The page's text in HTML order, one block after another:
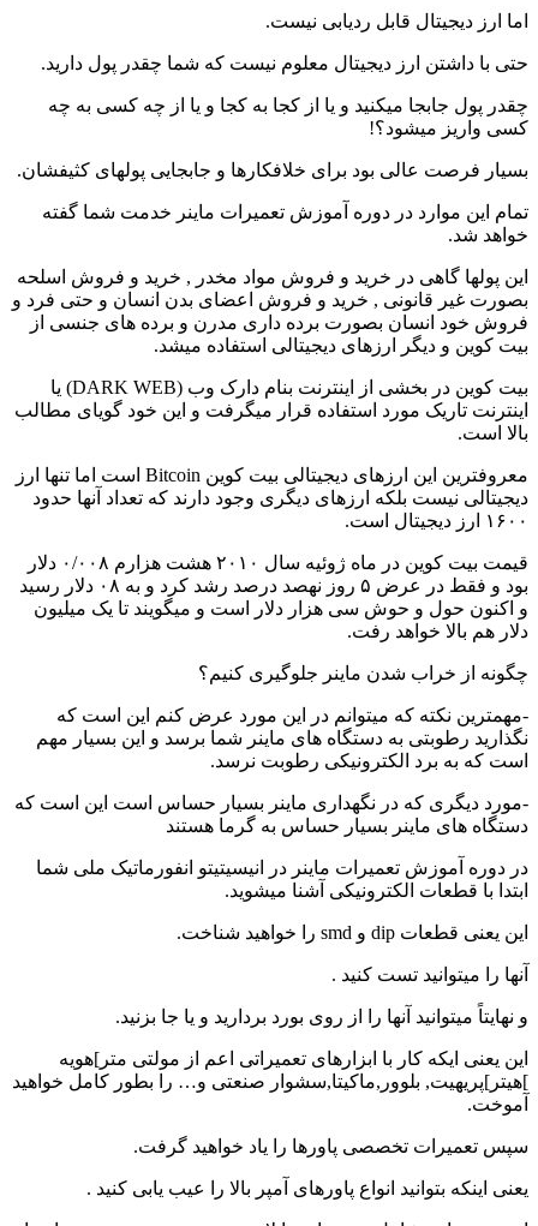
اما ارز دیجیتال قابل ردیابی نیست.
حتی با داشتن ارز دیجیتال معلوم نیست که شما چقدر پول دارید.
چقدر پول جابجا میکنید و یا از کجا به کجا و یا از چه کسی به چه
کسی واریز میشود؟!
بسیار فرصت عالی بود برای خلافکارها و جابجایی پولهای کثیفشان.
تمام این موارد در دوره آموزش تعمیرات ماینر خدمت شما گفته
خواهد شد.
این پولها گاهی در خرید و فروش مواد مخدر , خرید و فروش اسلحه
بصورت غیر قانونی , خرید و فروش اعضای بدن انسان و حتی فرد و
فروش خود انسان بصورت برده داری مدرن و برده های جنسی از
بیت کوین و دیگر ارزهای دیجیتالی استفاده میشد.
بیت کوین در بخشی از اینترنت بنام دارک وب (DARK WEB) یا
اینترنت تاریک مورد استفاده قرار میگرفت و این خود گویای مطالب
بالا است.
معروفترین این ارزهای دیجیتالی بیت کوین Bitcoin است اما تنها ارز
دیجیتالی نیست بلکه ارزهای دیگری وجود دارند که تعداد آنها حدود
۱۶۰۰ ارز دیجیتال است.
قیمت بیت کوین در ماه ژوئیه سال ۲۰۱۰ هشت هزارم ۰/۰۰۸ دلار
بود و فقط در عرض ۵ روز نهصد درصد رشد کرد و به ۰۸ دلار رسید
و اکنون حول و حوش سی هزار دلار است و میگویند تا یک میلیون
دلار هم بالا خواهد رفت.
چگونه از خراب شدن ماینر جلوگیری کنیم؟
-مهمترین نکته که میتوانم در این مورد عرض کنم این است که
نگذارید رطوبتی به دستگاه های ماینر شما برسد و این بسیار مهم
است که به برد الکترونیکی رطوبت نرسد.
-مورد دیگری که در نگهداری ماینر بسیار حساس است این است که
دستگاه های ماینر بسیار حساس به گرما هستند
در دوره آموزش تعمیرات ماینر در انیسیتیتو انفورماتیک ملی شما
ابتدا با قطعات الکترونیکی آشنا میشوید.
این یعنی قطعات dip و smd را خواهید شناخت.
آنها را میتوانید تست کنید .
و نهایتاً میتوانید آنها را از روی بورد بردارید و یا جا بزنید.
این یعنی ایکه کار با ابزارهای تعمیراتی اعم از مولتی متر]هویه
]هیتر]پریهیت, بلوور,ماکیتا,سشوار صنعتی و… را بطور کامل خواهید
آموخت.
سپس تعمیرات تخصصی پاورها را یاد خواهید گرفت.
یعنی اینکه بتوانید انواع پاورهای آمپر بالا را عیب یابی کنید .